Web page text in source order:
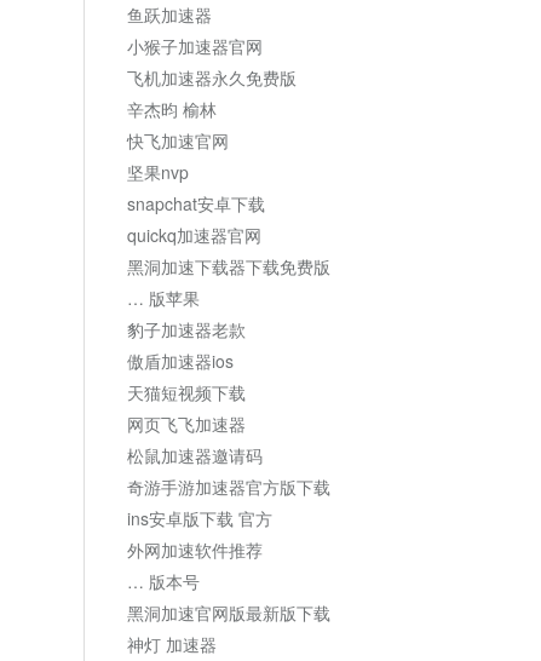
鱼跃加速器
小猴子加速器官网
飞机加速器永久免费版
辛杰昀 榆林
快飞加速官网
坚果nvp
snapchat安卓下载
quickq加速器官网
黑洞加速下载器下载免费版
… 版苹果
豹子加速器老款
傲盾加速器ios
天猫短视频下载
网页飞飞加速器
松鼠加速器邀请码
奇游手游加速器官方版下载
ins安卓版下载 官方
外网加速软件推荐
… 版本号
黑洞加速官网版最新版下载
神灯 加速器